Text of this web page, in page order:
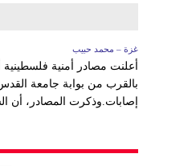
غزة – محمد حبيب
أعلنت مصادر أمنية
بالقرب من بوابة جامعة
إصابات.وذكرت المصادر، أن